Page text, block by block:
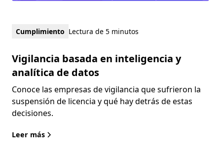
Cumplimiento Lectura de 5 minutos
Vigilancia basada en inteligencia y
analítica de datos
Conoce las empresas de vigilancia que sufrieron la
suspensión de licencia y qué hay detrás de estas
decisiones.
Leer más